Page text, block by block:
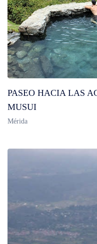
PASEO HACIA LAS
MUSUI
Mérida